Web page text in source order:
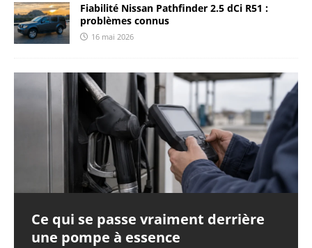
Fiabilité Nissan Pathfinder 2.5 dCi R51 :
problèmes connus
16 mai 2026
Ce qui se passe vraiment derrière
une pompe à essence